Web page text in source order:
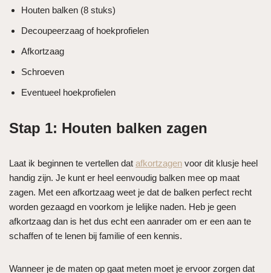
Houten balken (8 stuks)
Decoupeerzaag of hoekprofielen
Afkortzaag
Schroeven
Eventueel hoekprofielen
Stap 1: Houten balken zagen
Laat ik beginnen te vertellen dat afkortzagen voor dit klusje heel
handig zijn. Je kunt er heel eenvoudig balken mee op maat
zagen. Met een afkortzaag weet je dat de balken perfect recht
worden gezaagd en voorkom je lelijke naden. Heb je geen
afkortzaag dan is het dus echt een aanrader om er een aan te
schaffen of te lenen bij familie of een kennis.
Wanneer je de maten op gaat meten moet je ervoor zorgen dat